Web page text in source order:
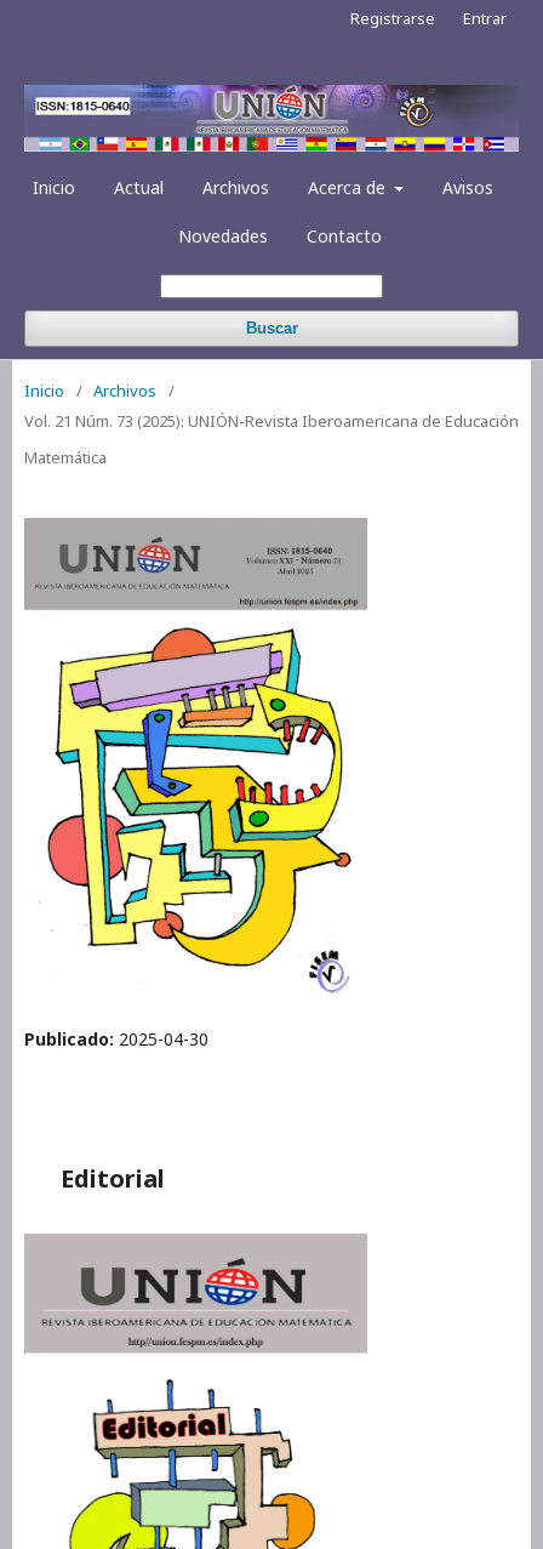
Inicio Actual Archivos Acerca de Avisos
Novedades Contacto
Buscar
Registrarse Entrar
Inicio / Archivos
/
Vol. 21 Núm. 73 (2025): UNIÓN-Revista Iberoamericana de Educación
Matemática
Publicado: 2025-04-30
Editorial